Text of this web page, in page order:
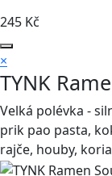
245 Kč
×
TYNK
Velká polévka -
prik pao pasta,
rajče, houby,